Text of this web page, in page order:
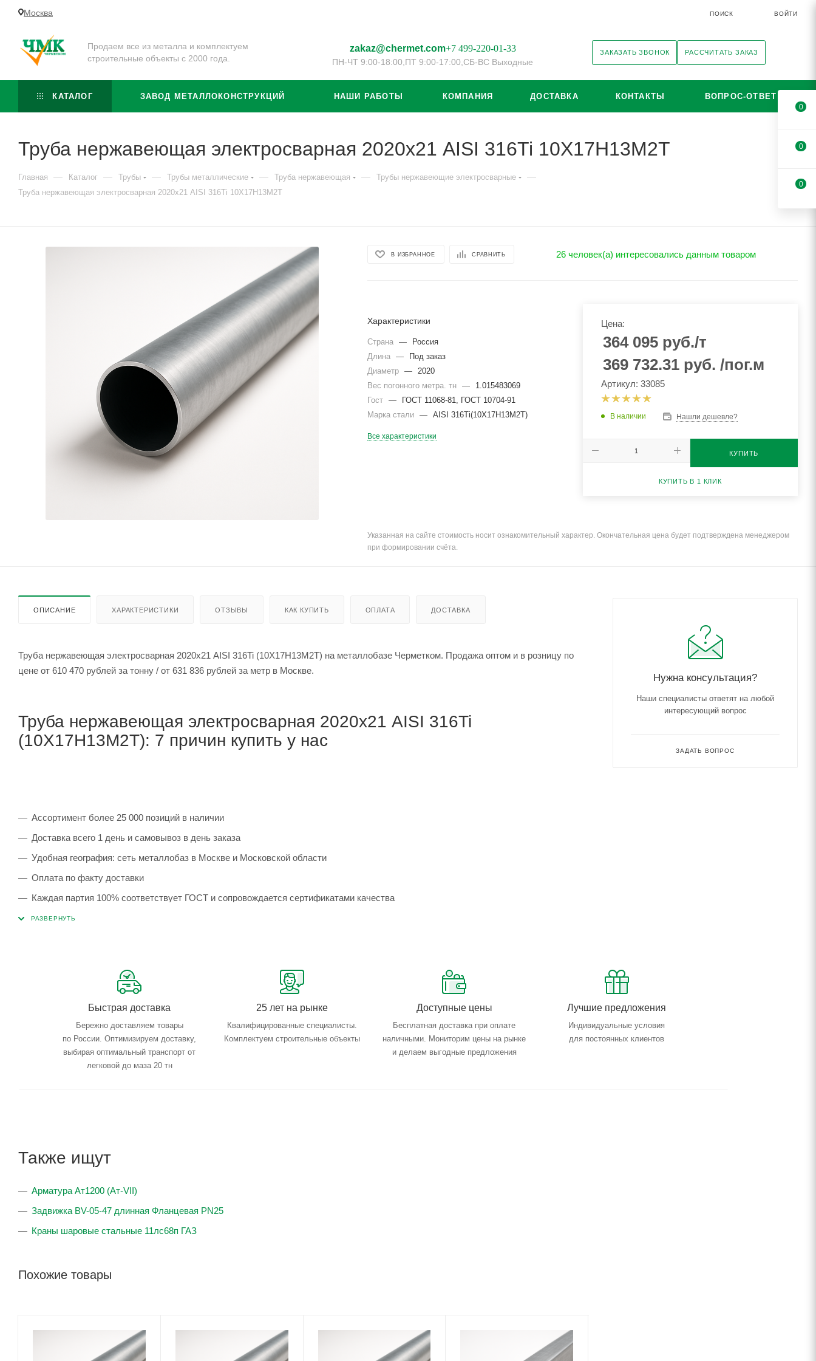
Москва ПОИСК ВОЙТИ
Продаем все из металла и комплектуем
строительные объекты с 2000 года.
zakaz@chermet.com+7 499-220-01-33
ПН-ЧТ 9:00-18:00, ПТ 9:00-17:00, СБ-ВС Выходные
ЗАКАЗАТЬ ЗВОНОК РАССЧИТАТЬ ЗАКАЗ
КАТАЛОГ ЗАВОД МЕТАЛЛОКОНСТРУКЦИЙ НАШИ РАБОТЫ КОМПАНИЯ ДОСТАВКА КОНТАКТЫ ВОПРОС-ОТВЕТ
Труба нержавеющая электросварная 2020х21 AISI 316Ti 10Х17Н13М2Т
Главная — Каталог — Трубы — Трубы металлические — Труба нержавеющая — Трубы нержавеющие электросварные —
Труба нержавеющая электросварная 2020х21 AISI 316Ti 10Х17Н13М2Т
В ИЗБРАННОЕ СРАВНИТЬ 26 человек(а) интересовались данным товаром
Характеристики
Страна —
Россия
Длина
—
Под заказ
Диаметр
—
2020
Вес погонного метра. тн
—
1.015483069
Гост
—
ГОСТ 11068-81, ГОСТ 10704-91
Марка стали
— AISI 316Ti(10Х17Н13М2Т)
Все характеристики
Цена:
364 095руб./т
369 732.31 руб. /пог.м
Артикул: 33085
В наличии Нашли дешевле?
КУПИТЬ
КУПИТЬ В 1 КЛИК
Указанная на сайте стоимость носит ознакомительный характер. Окончательная цена будет подтверждена менеджером
при формировании счёта.
ОПИСАНИЕ ХАРАКТЕРИСТИКИ ОТЗЫВЫ КАК КУПИТЬ ОПЛАТА ДОСТАВКА
Труба нержавеющая электросварная 2020х21 AISI 316Ti (10Х17Н13М2Т) на металлобазе Черметком. Продажа оптом и в розницу по
цене от 610 470 рублей за тонну / от 631 836 рублей за метр в Москве.
Труба нержавеющая электросварная 2020х21 AISI 316Ti
(10Х17Н13М2Т): 7 причин купить у нас
Ассортимент более 25 000 позиций в наличии
Доставка всего 1 день и самовывоз в день заказа
Удобная география: сеть металлобаз в Москве и Московской области
Оплата по факту доставки
Каждая партия 100% соответствует ГОСТ и сопровождается сертификатами качества
Сервисные услуги: резка, гибка, металлообработка
Быстрая доставка
Бережно доставляем товары
по России. Оптимизируем доставку,
выбирая оптимальный транспорт от
легковой до маза 20 тн
25 лет на рынке
Квалифицированные специалисты.
Комплектуем строительные объекты
Доступные цены
Бесплатная доставка при оплате
наличными. Мониторим цены на рынке
и делаем выгодные предложения
Лучшие предложения
Индивидуальные условия
для постоянных клиентов
Также ищут
Арматура Ат1200 (Ат-VII)
Задвижка BV-05-47 длинная Фланцевая PN25
Краны шаровые стальные 11лс68п ГАЗ
Похожие товары
Нужна консультация?
Наши специалисты ответят на любой
интересующий вопрос
ЗАДАТЬ ВОПРОС
0
0
0